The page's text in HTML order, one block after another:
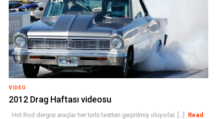
VIDEO
2012 Drag Haftası videosu
Hot Rod dergisi araçlar her türlü testten geçirilmiş oluyorlar. [...]
Read